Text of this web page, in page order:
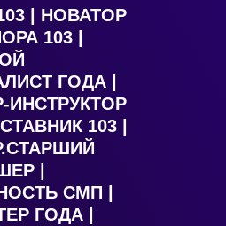
| НОВАТОР
103 |
ГОДА |
ИНСТРУКТОР
103 |
|
СМП |
ГОДА |